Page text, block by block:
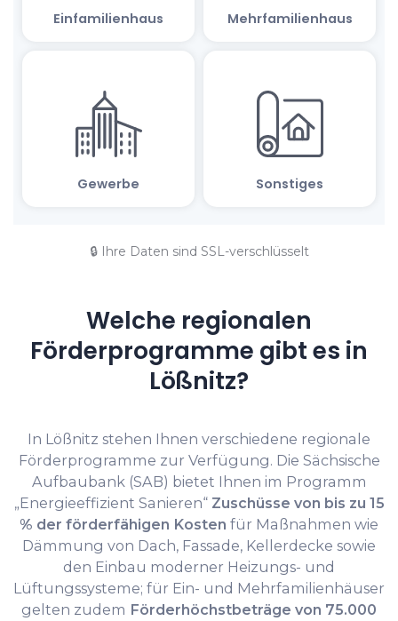
🔒 Ihre Daten sind SSL-verschlüsselt
Welche regionalen
Förderprogramme gibt es in
Lößnitz?
In Lößnitz stehen Ihnen verschiedene regionale
Förderprogramme zur Verfügung. Die Sächsische
Aufbaubank (SAB) bietet Ihnen im Programm
„Energieeffizient Sanieren“ Zuschüsse von bis zu 15
% der förderfähigen Kosten für Maßnahmen wie
Dämmung von Dach, Fassade, Kellerdecke sowie
den Einbau moderner Heizungs- und
Lüftungssysteme; für Ein- und Mehrfamilienhäuser
gelten zudem Förderhöchstbeträge von 75.000